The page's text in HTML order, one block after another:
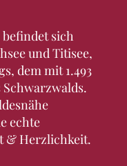
sich
und Titisee,
dem mit 1.493
echte
& Herzlichkeit.